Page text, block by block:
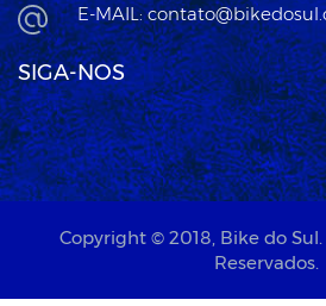
E-MAIL:
SIGA-NOS
Copyright © 2018, Bike do Sul
Reservados.